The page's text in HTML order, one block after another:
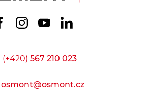
(+420) 567 210 023
osmont@osmont.cz